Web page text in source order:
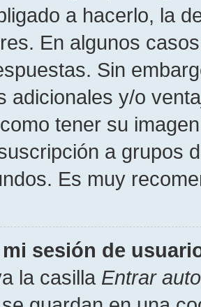
a hacerlo, la
En algunos
Sin
adicionales y/o
tener su
a grupos
Es muy
sesión de
la casilla Entrar